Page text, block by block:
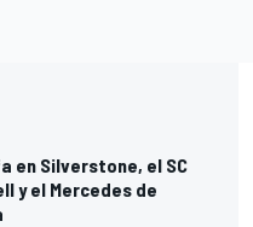
en Silverstone, el SC
y el Mercedes de